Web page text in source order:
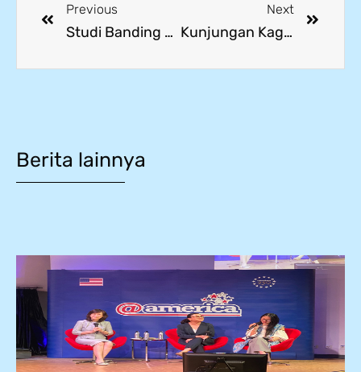
Previous
Studi Banding Bersama LPK One Creative dan Tenant Buka Peluang Kerja Sama Rekrutmen
Next
Kunjungan Kagawa Bank Diwarnai Sambutan Hangat dan Pembahasan Program CSR
Berita lainnya